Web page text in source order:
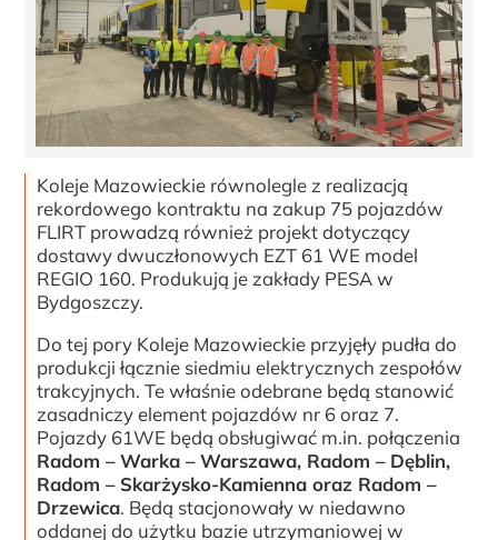
Koleje Mazowieckie równolegle z realizacją
rekordowego kontraktu na zakup 75 pojazdów
FLIRT prowadzą również projekt dotyczący
dostawy dwuczłonowych EZT 61 WE model
REGIO 160. Produkują je zakłady PESA w
Bydgoszczy.
Do tej pory Koleje Mazowieckie przyjęły pudła do
produkcji łącznie siedmiu elektrycznych zespołów
trakcyjnych. Te właśnie odebrane będą stanowić
zasadniczy element pojazdów nr 6 oraz 7.
Pojazdy 61WE będą obsługiwać m.in. połączenia
Radom – Warka – Warszawa, Radom – Dęblin,
Radom – Skarżysko-Kamienna oraz Radom –
Drzewica. Będą stacjonowały w niedawno
oddanej do użytku bazie utrzymaniowej w